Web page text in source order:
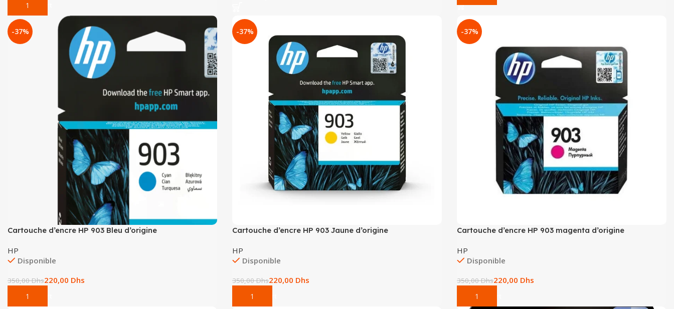
Add To Cart
-37%
Cartouche d’encre HP 903 Bleu d’origine
HP
Disponible
350,00Dhs220,00 Dhs
Add To Cart
-37%
Cartouche d’encre HP 903 Jaune d’origine
HP
Disponible
350,00Dhs220,00 Dhs
Add To Cart
-37%
Cartouche d’encre HP 903 magenta d’origine
HP
Disponible
350,00Dhs220,00 Dhs
Add To Cart